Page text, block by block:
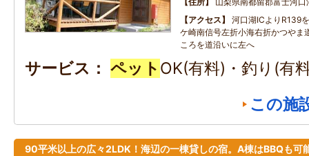
アクセス
河口湖ICよりR139
ケ崎南信号左折小海右折かつやま
ころを道沿いに左へ
サービス ペット OK(有料)・釣り(有
この施
90平米以上の広々2LDK！海辺の一棟貸しの宿。A棟はBBQも可